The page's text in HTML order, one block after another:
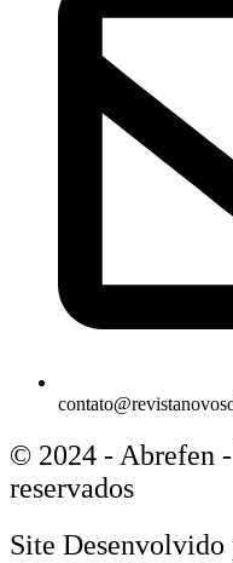
© 2024 - Abrefen
reservados
Site Desenvolvido